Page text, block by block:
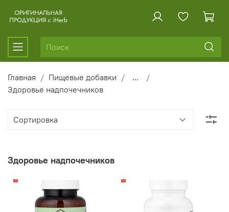
Главная Пищевые добавки
...
Здоровье надпочечников
Здоровье надпочечников
-15% -12%